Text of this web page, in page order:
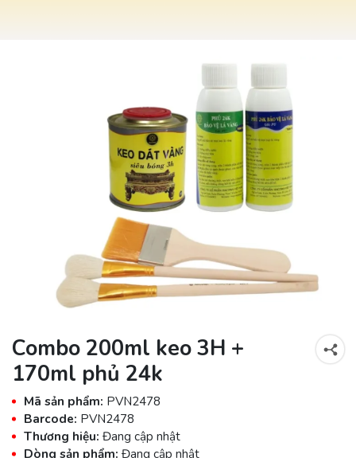
Combo 200ml keo 3H +
170ml phủ 24k
Mã sản phẩm: PVN2478
Barcode: PVN2478
Thương hiệu: Đang cập nhật
Dòng sản phẩm: Đang cập nhật